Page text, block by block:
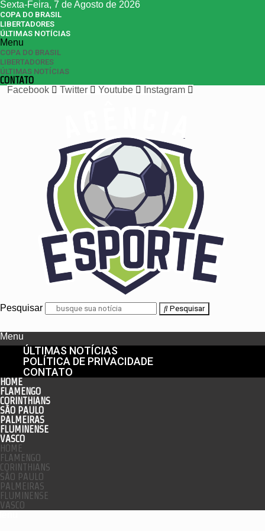
Sexta-Feira, 7 de Agosto de 2026
COPA DO BRASIL
LIBERTADORES
ÚLTIMAS NOTÍCIAS
Menu
COPA DO BRASIL
LIBERTADORES
ÚLTIMAS NOTÍCIAS
CONTATO
Facebook
Twitter Youtube Instagram
Pesquisar Pesquisar
Menu
ÚLTIMAS NOTÍCIAS
POLÍTICA DE PRIVACIDADE
CONTATO
HOME
FLAMENGO
CORINTHIANS
SÃO PAULO
PALMEIRAS
FLUMINENSE
VASCO
HOME
FLAMENGO
CORINTHIANS
SÃO PAULO
PALMEIRAS
FLUMINENSE
VASCO